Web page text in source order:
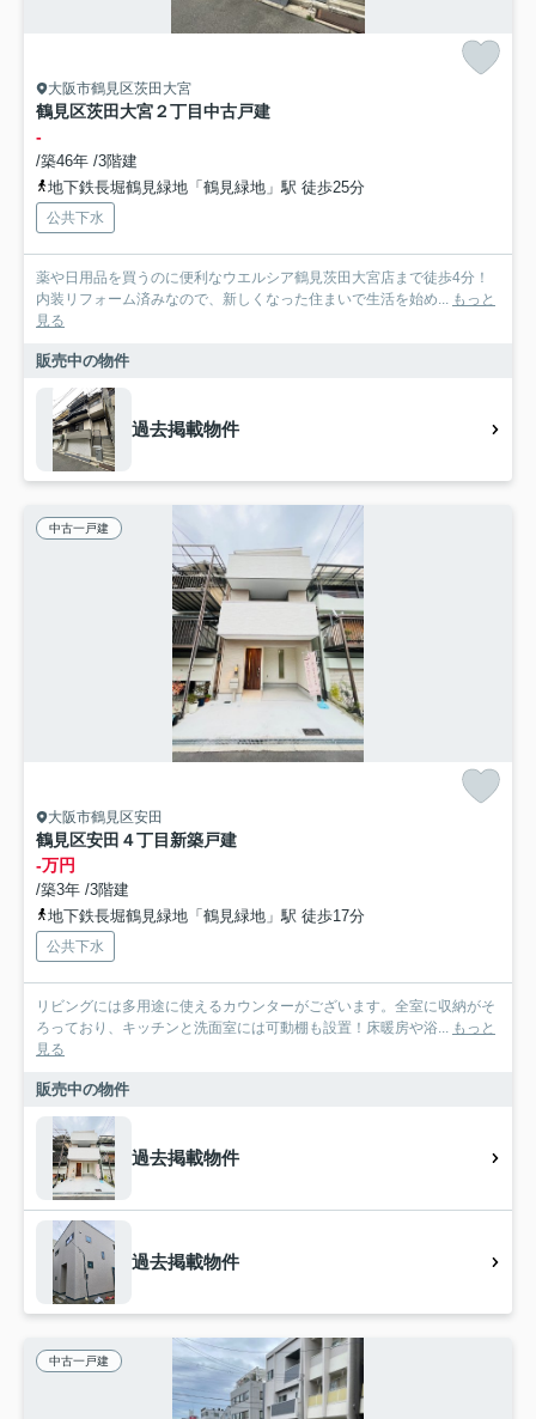
大阪市鶴見区茨田大宮
鶴見区茨田大宮２丁目中古戸建
-
/築46年 /3階建
地下鉄長堀鶴見緑地「鶴見緑地」駅 徒歩25分
公共下水
薬や日用品を買うのに便利なウエルシア鶴見茨田大宮店まで徒歩4分！
内装リフォーム済みなので、新しくなった住まいで生活を始め... もっと
見る
販売中の物件
過去掲載物件
中古一戸建
大阪市鶴見区安田
鶴見区安田４丁目新築戸建
-万円
/築3年 /3階建
地下鉄長堀鶴見緑地「鶴見緑地」駅 徒歩17分
公共下水
リビングには多用途に使えるカウンターがございます。全室に収納がそ
ろっており、キッチンと洗面室には可動棚も設置！床暖房や浴... もっと
見る
販売中の物件
過去掲載物件
過去掲載物件
中古一戸建